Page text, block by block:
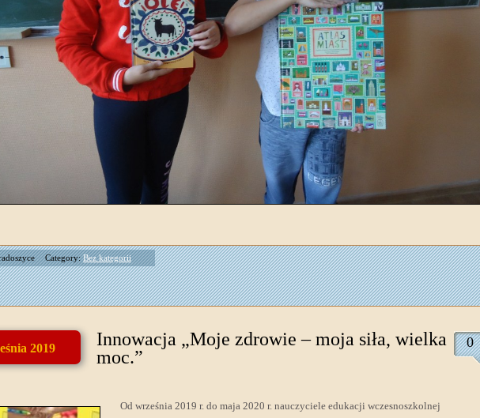
Category:Bez kategorii
2019
Innowacja „Moje zdrowie – moja siła, wielka
moc.”
0
Od września 2019 r. do maja 2020 r. nauczyciele edukacji wczesnoszkolnej